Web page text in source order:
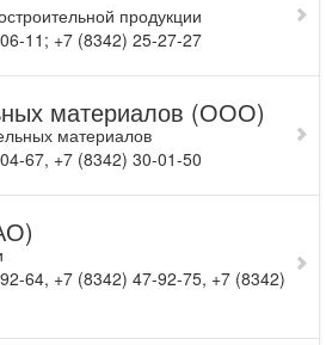
продукции
11; +7 (8342) 25-27-27
материалов (ООО)
материалов
67, +7 (8342) 30-01-50
64, +7 (8342) 47-92-75, +7 (8342)